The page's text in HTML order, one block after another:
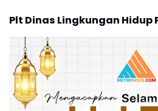
Plt Dinas Lingkungan Hidup